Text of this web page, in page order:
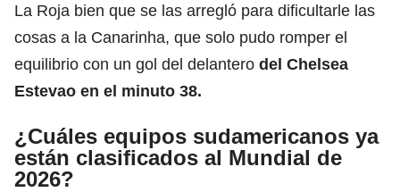
La Roja bien que se las arregló para dificultarle las
cosas a la Canarinha, que solo pudo romper el
equilibrio con un gol del delantero del Chelsea
Estevao en el minuto 38.
¿Cuáles equipos sudamericanos ya
están clasificados al Mundial de
2026?